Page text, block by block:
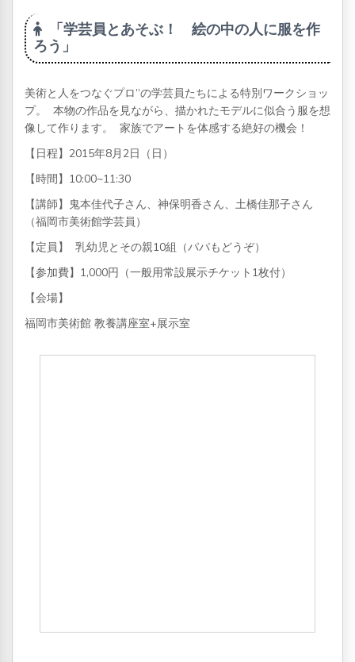
「学芸員とあそぶ！ 絵の中の人に服を作
ろう」
美術と人をつなぐプロ”の学芸員たちによる特別ワークショッ
プ。 本物の作品を見ながら、描かれたモデルに似合う服を想
像して作ります。 家族でアートを体感する絶好の機会！
【日程】2015年8月2日（日）
【時間】10:00~11:30
【講師】鬼本佳代子さん、神保明香さん、土橋佳那子さん
（福岡市美術館学芸員）
【定員】 乳幼児とその親10組（パパもどうぞ）
【参加費】1,000円（一般用常設展示チケット1枚付）
【会場】
福岡市美術館 教養講座室+展示室